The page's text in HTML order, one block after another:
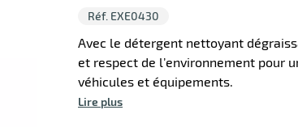
Réf. EXE0430
Avec le détergent nettoyant
et respect de l’environnement pour
véhicules et équipements.
Lire plus